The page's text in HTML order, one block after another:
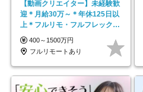
【動画クリエイター】未経験歓
迎＊月給30万～＊年休125日以
上＊フルリモ・フルフレックス
◆10名の採用が決定◆
400～1500万円
フルリモートあり